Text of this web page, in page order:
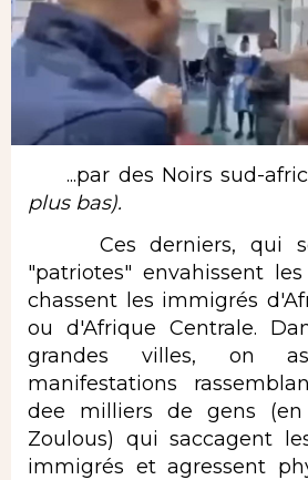
...par des Noirs sud-
plus bas).
Ces derniers, qui
"patriotes" envahissent
chassent les immigrés
ou d'Afrique Centrale.
grandes villes, on
manifestations
dee milliers de gens
Zoulous) qui saccagent
immigrés et agressent